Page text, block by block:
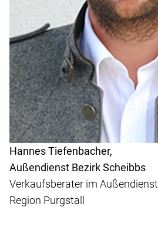
Hannes Tiefenbacher,
Außendienst Bezirk Scheibbs
Verkaufsberater im Außendienst
Region Purgstall